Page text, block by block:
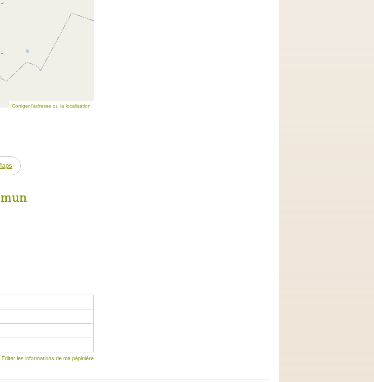
Corriger l’adresse ou la localisation
Éditer les informations de ma pépinière